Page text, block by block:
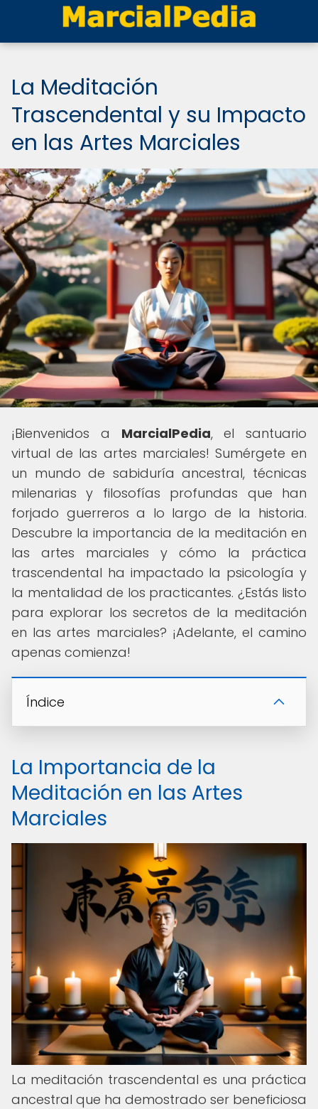
La Meditación
Trascendental y su Impacto
en las Artes Marciales
¡Bienvenidos a MarcialPedia, el santuario
virtual de las artes marciales! Sumérgete en
un mundo de sabiduría ancestral, técnicas
milenarias y filosofías profundas que han
forjado guerreros a lo largo de la historia.
Descubre la importancia de la meditación en
las artes marciales y cómo la práctica
trascendental ha impactado la psicología y
la mentalidad de los practicantes. ¿Estás listo
para explorar los secretos de la meditación
en las artes marciales? ¡Adelante, el camino
apenas comienza!
Índice
La Importancia de la
Meditación en las Artes
Marciales
La meditación trascendental es una práctica
ancestral que ha demostrado ser beneficiosa